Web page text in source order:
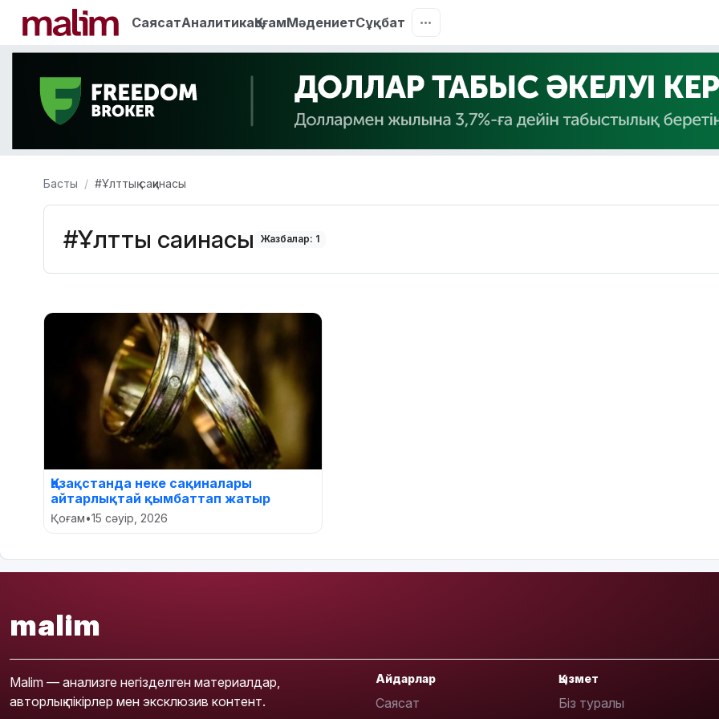
СаясатАналитикаҚоғамМәдениетСұқбат
Басты #Ұлттық сақинасы
#Ұлттық сақинасы Жазбалар: 1
Қазақстанда неке сақиналары
айтарлықтай қымбаттап жатыр
Қоғам•15 сәуір, 2026
malim
Malim — анализге негізделген материалдар,
авторлық пікірлер мен эксклюзив контент.
Айдарлар
Саясат
Қызмет
Біз туралы